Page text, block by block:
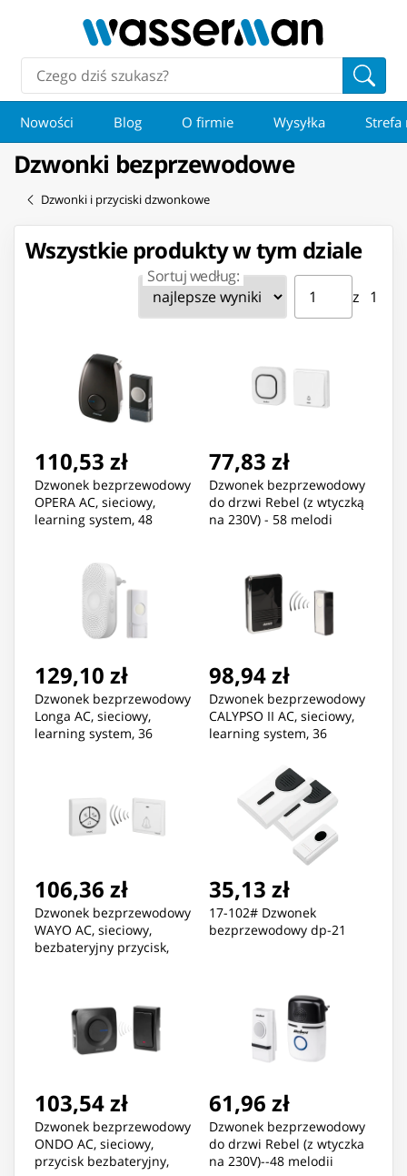
Nowości Blog O firmie Wysyłka Strefa
Dzwonki bezprzewodowe
Dzwonki i przyciski dzwonkowe
Wszystkie produkty w tym dziale
Sortuj według: Strona ⁨1⁩ z ⁨1⁩
z ⁨1⁩
Przejdź do strony
110,53 zł
Dzwonek bezprzewodowy
OPERA AC, sieciowy,
learning system, 48
77,83 zł
Dzwonek bezprzewodowy
do drzwi Rebel (z wtyczką
na 230V) - 58 melodi
129,10 zł
Dzwonek bezprzewodowy
Longa AC, sieciowy,
learning system, 36
98,94 zł
Dzwonek bezprzewodowy
CALYPSO II AC, sieciowy,
learning system, 36
106,36 zł
Dzwonek bezprzewodowy
WAYO AC, sieciowy,
bezbateryjny przycisk,
35,13 zł
17-102# Dzwonek
bezprzewodowy dp-21
103,54 zł
Dzwonek bezprzewodowy
ONDO AC, sieciowy,
przycisk bezbateryjny,
61,96 zł
Dzwonek bezprzewodowy
do drzwi Rebel (z wtyczka
na 230V)--48 melodii